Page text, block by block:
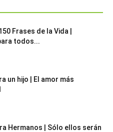
Frases de la Vida |
todos...
un hijo | El amor más
Hermanos | Sólo ellos serán